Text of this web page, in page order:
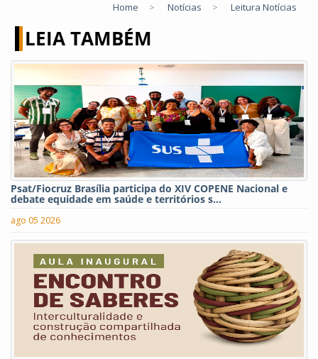
Home > Notícias > Leitura Notícias
LEIA TAMBÉM
Psat/Fiocruz Brasília participa do XIV COPENE Nacional e
debate equidade em saúde e territórios s...
ago 05 2026